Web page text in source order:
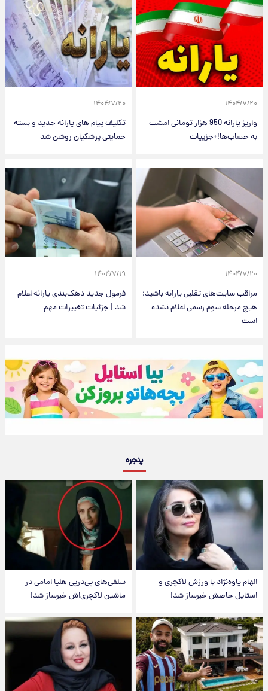
۱۴۰۴/۷/۲۰
واریز یارانه 950 هزار تومانی امشب
به حساب‌ها!+جزییات
۱۴۰۴/۷/۲۰
تکلیف پیام های یارانه جدید و بسته
حمایتی پزشکیان روشن شد
۱۴۰۴/۷/۲۰
مراقب سایت‌های تقلبی یارانه باشید؛
هیچ مرحله سوم رسمی اعلام نشده
است
۱۴۰۴/۷/۱۹
فرمول جدید دهک‌بندی یارانه اعلام
شد | جزئیات تغییرات مهم
پنجره
الهام پاوه‌نژاد با ورزش لاکچری و
استایل خاصش خبرساز شد!
سلفی‌های پی‌درپی هلیا امامی در
ماشین لاکچری‌اش خبرساز شد!